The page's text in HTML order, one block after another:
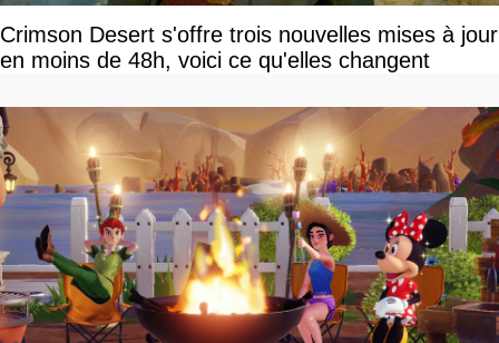
Crimson Desert s'offre trois nouvelles mises à jour
en moins de 48h, voici ce qu'elles changent